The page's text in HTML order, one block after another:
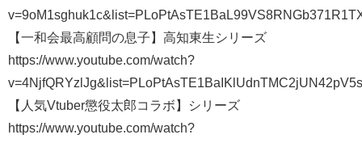
【一和会最高顧問の息子】高知東生シリーズ
https://www.youtube.com/watch?
【人気Vtuber懲役太郎コラボ】シリーズ
https://www.youtube.com/watch?